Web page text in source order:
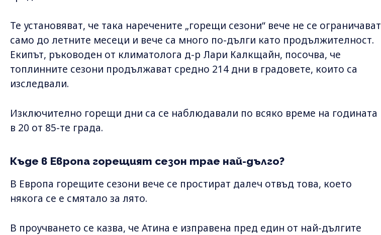
Те установяват, че така наречените „горещи сезони“ вече не се ограничават
само до летните месеци и вече са много по-дълги като продължителност.
Екипът, ръководен от климатолога д-р Лари Калкщайн, посочва, че
топлинните сезони продължават средно 214 дни в градовете, които са
изследвали.
Изключително горещи дни са се наблюдавали по всяко време на годината
в 20 от 85-те града.
Къде в Европа горещият сезон трае най-дълго?
В Европа горещите сезони вече се простират далеч отвъд това, което
някога се е смятало за лято.
В проучването се казва, че Атина е изправена пред един от най-дългите